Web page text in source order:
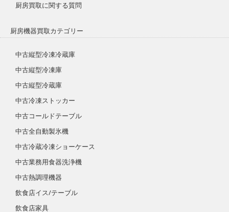
厨房買取に関する質問
厨房機器買取カテゴリー
中古縦型冷凍冷蔵庫
中古縦型冷凍庫
中古縦型冷蔵庫
中古冷凍ストッカー
中古コールドテーブル
中古全自動製氷機
中古冷蔵冷凍ショーケース
中古業務用食器洗浄機
中古熱調理機器
飲食店イス/テーブル
飲食店家具